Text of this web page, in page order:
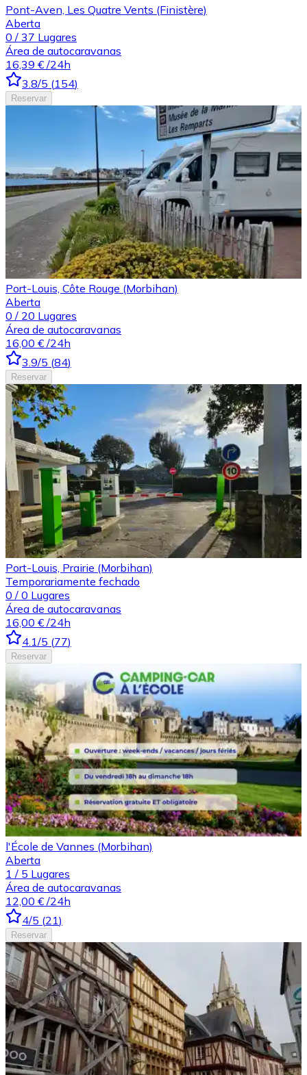
Pont-Aven, Les Quatre Vents (Finistère)
Aberta
0 / 37 Lugares
Área de autocaravanas
16,39 € /24h
3.8/5 (154)
Reservar
Port-Louis, Côte Rouge (Morbihan)
Aberta
0 / 20 Lugares
Área de autocaravanas
16,00 € /24h
3.9/5 (84)
Reservar
Port-Louis, Prairie (Morbihan)
Temporariamente fechado
0 / 0 Lugares
Área de autocaravanas
16,00 € /24h
4.1/5 (77)
Reservar
l'École de Vannes (Morbihan)
Aberta
1 / 5 Lugares
Área de autocaravanas
12,00 € /24h
4/5 (21)
Reservar